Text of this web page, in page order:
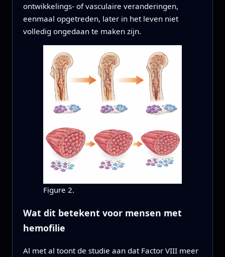
ontwikkelings- of vasculaire veranderingen,
eenmaal opgetreden, later in het leven niet
volledig ongedaan te maken zijn.
Figure 2.
Wat dit betekent voor mensen met
hemofilie
Al met al toont de studie aan dat Factor VIII meer